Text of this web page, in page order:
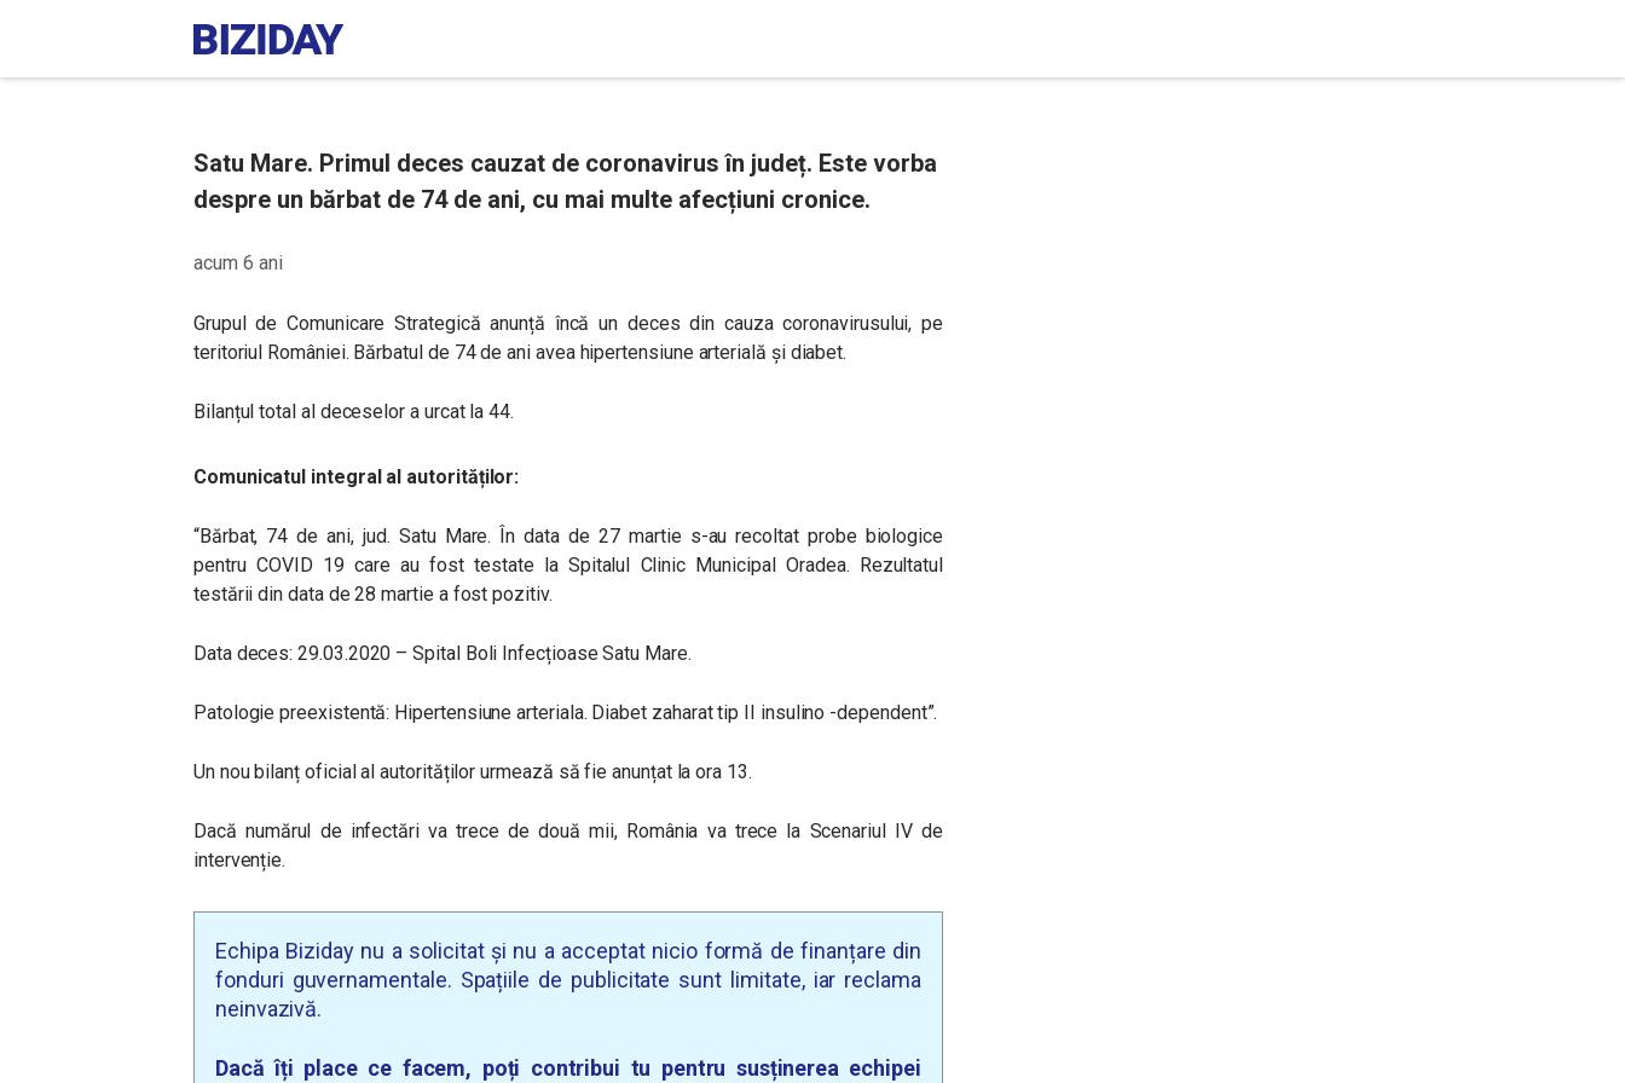
Satu Mare. Primul deces cauzat de coronavirus în județ. Este vorba
despre un bărbat de 74 de ani, cu mai multe afecțiuni cronice.
acum 6 ani
Grupul de Comunicare Strategică anunță încă un deces din cauza coronavirusului, pe
teritoriul României. Bărbatul de 74 de ani avea hipertensiune arterială și diabet.
Bilanțul total al deceselor a urcat la 44.
Comunicatul integral al autorităților:
“Bărbat, 74 de ani, jud. Satu Mare. În data de 27 martie s-au recoltat probe biologice
pentru COVID 19 care au fost testate la Spitalul Clinic Municipal Oradea. Rezultatul
testării din data de 28 martie a fost pozitiv.
Data deces: 29.03.2020 – Spital Boli Infecțioase Satu Mare.
Patologie preexistentă: Hipertensiune arteriala. Diabet zaharat tip II insulino -dependent”.
Un nou bilanț oficial al autorităților urmează să fie anunțat la ora 13.
Dacă numărul de infectări va trece de două mii, România va trece la Scenariul IV de
intervenție.
Echipa Biziday nu a solicitat și nu a acceptat nicio formă de finanțare din
fonduri guvernamentale. Spațiile de publicitate sunt limitate, iar reclama
neinvazivă.
Dacă îți place ce facem, poți contribui tu pentru susținerea echipei